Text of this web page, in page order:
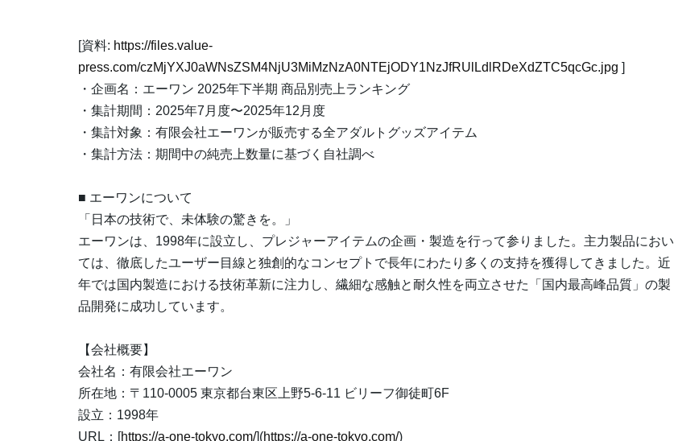
[資料: https://files.value-
press.com/czMjYXJ0aWNsZSM4NjU3MiMzNzA0NTEjODY1NzJfRUlLdlRDeXdZTC5qcGc.jpg ]
・企画名：エーワン 2025年下半期 商品別売上ランキング
・集計期間：2025年7月度〜2025年12月度
・集計対象：有限会社エーワンが販売する全アダルトグッズアイテム
・集計方法：期間中の純売上数量に基づく自社調べ
■ エーワンについて
「⽇本の技術で、未体験の驚きを。」
エーワンは、1998年に設⽴し、プレジャーアイテムの企画・製造を⾏って参りました。主⼒製品におい
ては、徹底したユーザー⽬線と独創的なコンセプトで⻑年にわたり多くの⽀持を獲得してきました。近
年では国内製造における技術⾰新に注⼒し、繊細な感触と耐久性を両⽴させた「国内最⾼峰品質」の製
品開発に成功しています。
【会社概要】
会社名：有限会社エーワン
所在地：〒110-0005 東京都台東区上野5-6-11 ビリーフ御徒町6F
設立：1998年
URL：[https://a-one-tokyo.com/](https://a-one-tokyo.com/)